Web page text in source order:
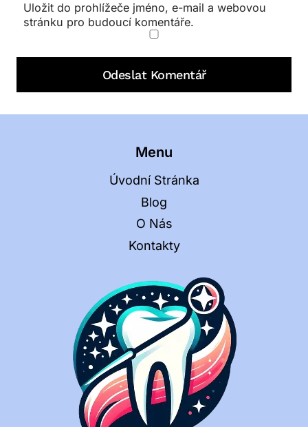
Uložit do prohlížeče jméno, e-mail a webovou
stránku pro budoucí komentáře.
Menu
Úvodní Stránka
Blog
O Nás
Kontakty